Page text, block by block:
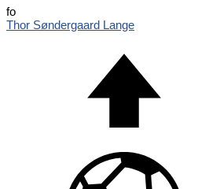
fo
Thor Søndergaard Lange